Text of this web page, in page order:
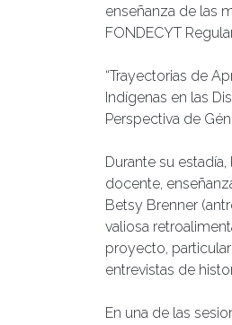
enseñanza de las
FONDECYT
“Trayectorias de
Indígenas en las
Perspectiva de
Durante su
docente,
Betsy Brenner
valiosa
proyecto,
entrevistas de
En una de las